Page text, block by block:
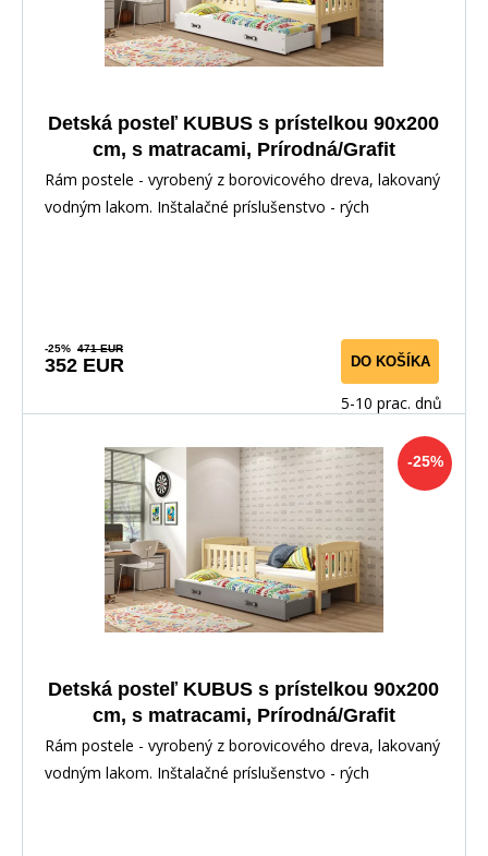
Detská posteľ KUBUS s prístelkou 90x200
cm, s matracami, Prírodná/Grafit
Rám postele - vyrobený z borovicového dreva, lakovaný
vodným lakom. Inštalačné príslušenstvo - rých
-25% 471 EUR
352 EUR DO KOŠÍKA
5-10 prac. dnů
-25%
Detská posteľ KUBUS s prístelkou 90x200
cm, s matracami, Prírodná/Grafit
Rám postele - vyrobený z borovicového dreva, lakovaný
vodným lakom. Inštalačné príslušenstvo - rých